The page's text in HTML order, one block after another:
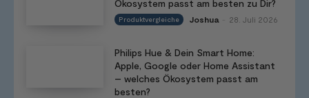
Ökosystem passt am besten zu Dir?
Produktvergleiche Joshua 28. Juli 2026
Philips Hue & Dein Smart Home:
Apple, Google oder Home Assistant
– welches Ökosystem passt am
besten?